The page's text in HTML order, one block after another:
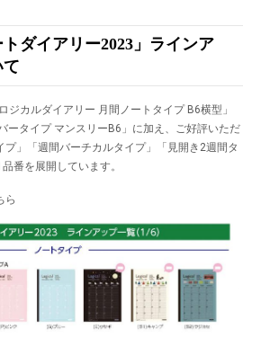
トダイアリー2023」ラインア
て
ジカルダイアリー 月間ノートタイプ B6横型」
ータイプ マンスリーB6」に加え、ご好評いただ
プ」「週間バーチカルタイプ」「見開き2週間タ
番を展開しています。
ら